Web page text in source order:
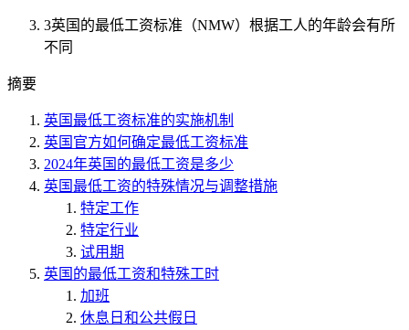
3英国的最低工资标准（NMW）根据工人的年龄会有所
不同
摘要
英国最低工资标准的实施机制
英国官方如何确定最低工资标准
2024年英国的最低工资是多少
英国最低工资的特殊情况与调整措施
特定工作
特定行业
试用期
英国的最低工资和特殊工时
加班
休息日和公共假日